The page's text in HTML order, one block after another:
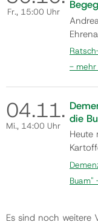
Fr., 15:00 Uhr
17
Hitze
-
04.11.
Mi., 14:00 Uhr
die
Heute
Buam"
Es sind noch weitere